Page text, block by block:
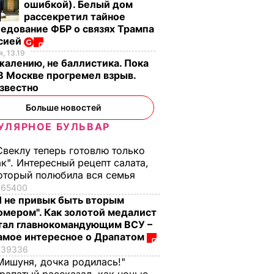
грата
ошибкой). Белый дом
рассекретил тайное
ФБР о связях Трампа
13.19
не баллистика. Пока
Москве прогремел взрыв.
Больше новостей
БУЛЬВАР
теперь готовлю только
Интересный рецепт салата,
полюбила вся семья
65400
не привык быть вторым
Как золотой медалист
главнокомандующим ВСУ –
интересное о Драпатом
39336
дочка родилась!"